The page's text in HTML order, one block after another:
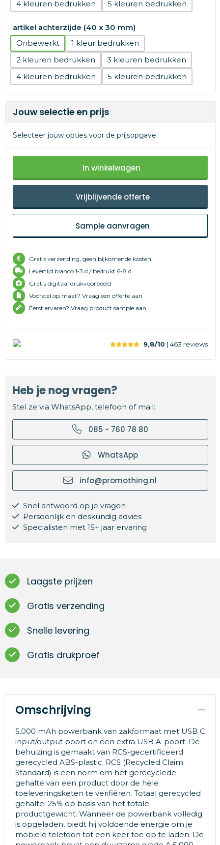
4
5
artikel achterzijde (40 x 30 mm)
Onbewerkt
1
2
3
4
5
Jouw selectie en prijs
Selecteer jouw opties voor de prijsopgave.
In winkelwagen
Vrijblijvende offerte
Sample aanvragen
Gratis verzending, geen bijkomende kosten
Levertijd blanco 1-3 d / bedrukt 6-8 d
Gratis digitaal drukvoorbeeld
Voorstel op maat? Vraag een offerte aan
Eerst ervaren? Vraag product sample aan
9,8/10 | 463 reviews
Heb je nog vragen?
Stel ze via WhatsApp, telefoon of mail:
085 - 760 78 80
WhatsApp
info@promothing.nl
Snel antwoord op je vragen
Persoonlijk en deskundig advies
Specialisten met 15+ jaar ervaring
Laagste prijzen
Gratis verzending
Snelle levering
Gratis drukproef
Omschrijving
5.000 mAh powerbank van zakformaat met USB C
input/output poort en een extra USB A-poort. De
behuizing is gemaakt van RCS-gecertificeerd
gerecycled ABS-plastic. RCS (Recycled Claim
Standard) is een norm om het gerecyclede
gehalte van een product door de hele
toeleveringsketen te verifiëren. Totaal gerecycled
gehalte: 25% op basis van het totale
productgewicht. Wanneer de powerbank volledig
is opgeladen, biedt hij voldoende energie om je
mobiele telefoon tot een keer toe op te laden. De